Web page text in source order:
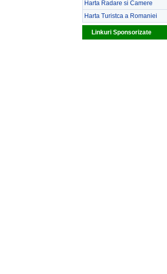
Harta Radare si Camere
Harta Turistca a Romaniei
Linkuri Sponsorizate